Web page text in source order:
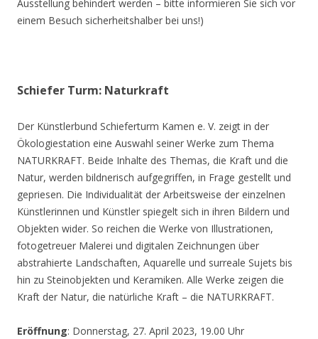
Ausstellung behindert werden – bitte informieren Sie sich vor
einem Besuch sicherheitshalber bei uns!)
Schiefer Turm: Naturkraft
Der Künstlerbund Schieferturm Kamen e. V. zeigt in der
Ökologiestation eine Auswahl seiner Werke zum Thema
NATURKRAFT. Beide Inhalte des Themas, die Kraft und die
Natur, werden bildnerisch aufgegriffen, in Frage gestellt und
gepriesen. Die Individualität der Arbeitsweise der einzelnen
Künstlerinnen und Künstler spiegelt sich in ihren Bildern und
Objekten wider. So reichen die Werke von Illustrationen,
fotogetreuer Malerei und digitalen Zeichnungen über
abstrahierte Landschaften, Aquarelle und surreale Sujets bis
hin zu Steinobjekten und Keramiken. Alle Werke zeigen die
Kraft der Natur, die natürliche Kraft – die NATURKRAFT.
Eröffnung: Donnerstag, 27. April 2023, 19.00 Uhr